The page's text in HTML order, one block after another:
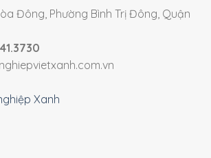
Đông, Phường Bình Trị Đông, Quận
Xanh